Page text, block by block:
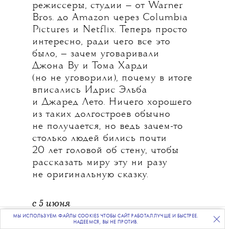
ПОДПИСЫВАЙТЕСЬНА НАШУ ВЕЧЕРНЮЮ РАССЫЛКУ
режиссеры, студии — от Warner
Bros. до Amazon через Columbia
Pictures и Netflix. Теперь просто
интересно, ради чего все это
было, — зачем уговаривали
Джона Ву и Тома Харди
(но не уговорили), почему в итоге
вписались Идрис Эльба
и Джаред Лето. Ничего хорошего
из таких долгостроев обычно
не получается, но ведь зачем-то
столько людей бились почти
20 лет головой об стену, чтобы
рассказать миру эту ни разу
не оригинальную сказку.
с 5 июня
МЫ ИСПОЛЬЗУЕМ ФАЙЛЫ COOKIES ЧТОБЫ САЙТ РАБОТАЛ ЛУЧШЕ И БЫСТРЕЕ.
НАДЕЕМСЯ, ВЫ НЕ ПРОТИВ.